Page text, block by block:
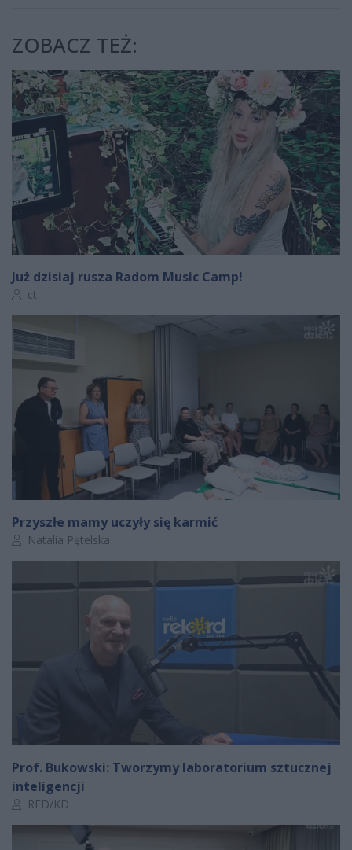
ZOBACZ TEŻ:
Już dzisiaj rusza Radom Music Camp!
Autor artykułu:
ct
Przyszłe mamy uczyły się karmić
Autor artykułu:
Natalia Pętelska
Prof. Bukowski: Tworzymy laboratorium sztucznej
inteligencji
Autor artykułu:
RED/KD